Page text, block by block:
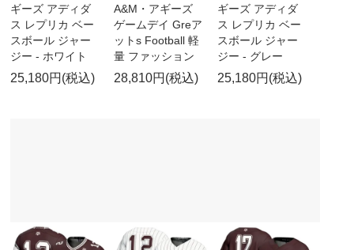
ギーズ アディダ
ス レプリカ ベー
スボール ジャー
ジー - ホワイト
25,180円(税込)
A&M・アギーズ
ゲームデイ Greア
ットs Football 軽
量 ファッション
28,810円(税込)
ギーズ アディダ
ス レプリカ ベー
スボール ジャー
ジー - グレー
25,180円(税込)